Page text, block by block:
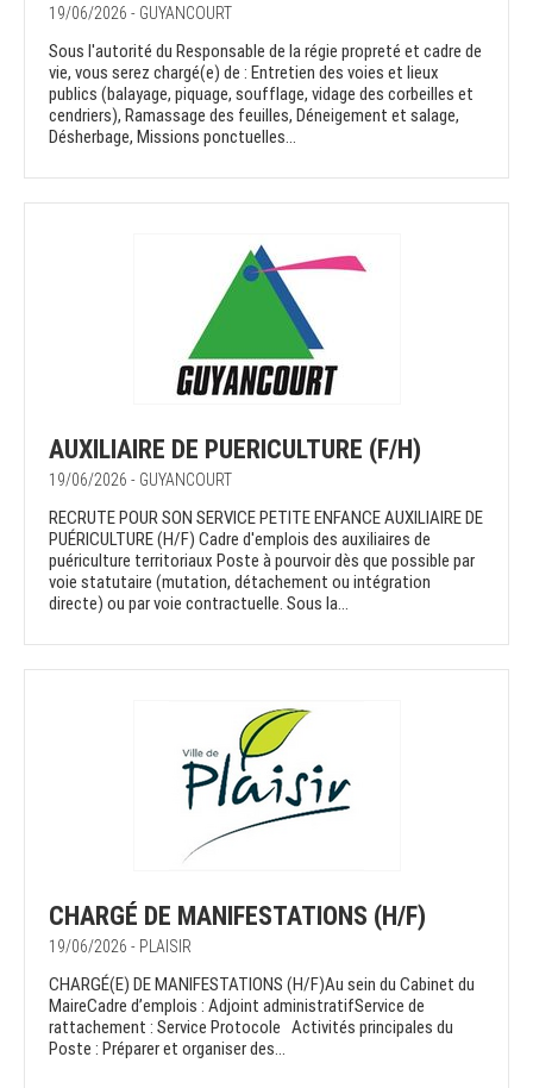
19/06/2026 - GUYANCOURT
Sous l'autorité du Responsable de la régie propreté et cadre de
vie, vous serez chargé(e) de : Entretien des voies et lieux
publics (balayage, piquage, soufflage, vidage des corbeilles et
cendriers), Ramassage des feuilles, Déneigement et salage,
Désherbage, Missions ponctuelles...
AUXILIAIRE DE PUERICULTURE (F/H)
19/06/2026 - GUYANCOURT
RECRUTE POUR SON SERVICE PETITE ENFANCE AUXILIAIRE DE
PUÉRICULTURE (H/F) Cadre d'emplois des auxiliaires de
puériculture territoriaux Poste à pourvoir dès que possible par
voie statutaire (mutation, détachement ou intégration
directe) ou par voie contractuelle. Sous la...
CHARGÉ DE MANIFESTATIONS (H/F)
19/06/2026 - PLAISIR
CHARGÉ(E) DE MANIFESTATIONS (H/F)Au sein du Cabinet du
MaireCadre d’emplois : Adjoint administratifService de
rattachement : Service Protocole Activités principales du
Poste : Préparer et organiser des...